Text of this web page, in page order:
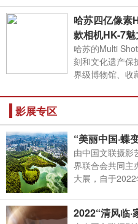
哈苏四亿像素
款相机HK-7魅
哈苏的Multi
刻和文化遗产保
界级博物馆、收
影展专区
“美丽中国·蝶
由中国文联摄影
界联合会共同主
大展，自于
2022“清风临